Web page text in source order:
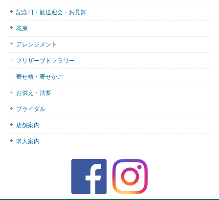
記念日・歓送迎会・お見舞
花束
アレンジメント
プリザーブドフラワー
寄せ植・寄せかご
お供え・法要
ブライダル
店舗案内
求人案内